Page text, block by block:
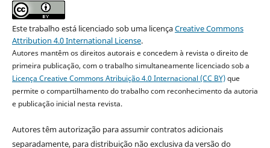
Este trabalho está licenciado sob uma licençaCreative Commons
Attribution 4.0 International License.
Autores mantêm os direitos autorais e concedem à revista o direito de
primeira publicação, com o trabalho simultaneamente licenciado sob a
Licença Creative Commons Atribuição 4.0 Internacional (CC BY)que
permite o compartilhamento do trabalho com reconhecimento da autoria
e publicação inicial nesta revista.
Autores têm autorização para assumir contratos adicionais
separadamente, para distribuição não exclusiva da versão do